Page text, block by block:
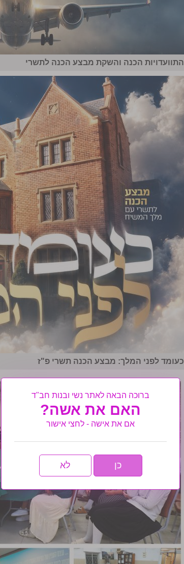
התוועדויות הכנה והשקת מבצע הכנה לתשרי
כעומד לפני המלך: מבצע הכנה תשרי פ"ז
ברוכה הבאה לאתר נשי ובנות חב"ד
האם את אשה?
אם את אישה - לחצי אישור
כן לא